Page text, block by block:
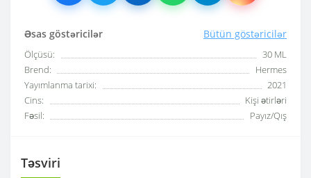
Əsas göstəricilər Bütün göstəricilər
Ölçüsü:
30 ML
Brend:
Hermes
Yayımlanma tarixi:
2021
Cins:
Kişi ətirləri
Fəsil:
Payız/Qış
Təsviri